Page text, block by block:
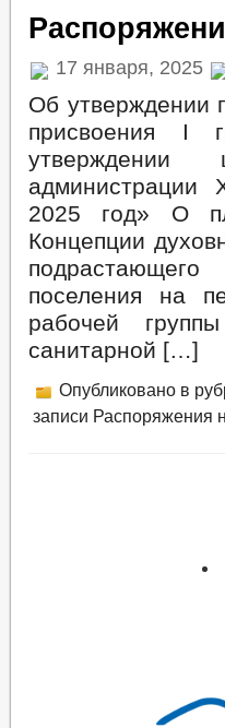
17 января, 2025
Об утверждении
присвоения I
утверждении
администрации
2025 год» О
Концепции
подрастающего
поселения на
рабочей
санитарной […]
Опубликовано в
записи Распоряжения